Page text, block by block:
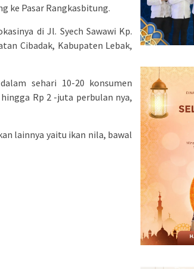
ke Pasar Rangkasbitung.
di Jl. Syech Sawawi Kp.
Cibadak, Kabupaten Lebak,
sehari 10-20 konsumen
Rp 2 -juta perbulan nya,
lainnya yaitu ikan nila, bawal